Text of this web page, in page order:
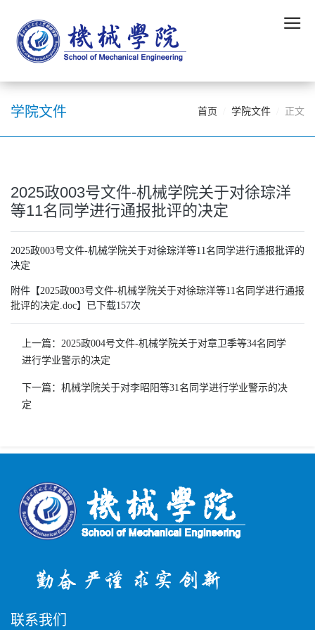
学院文件 首页 学院文件 正文
2025政003号文件-机械学院关于对徐琮洋
等11名同学进行通报批评的决定
2025政003号文件-机械学院关于对徐琮洋等11名同学进行通报批评的
决定
附件【2025政003号文件-机械学院关于对徐琮洋等11名同学进行通报
批评的决定.doc】已下载157次
上一篇：2025政004号文件-机械学院关于对章卫季等34名同学
进行学业警示的决定
下一篇：机械学院关于对李昭阳等31名同学进行学业警示的决
定
联系我们